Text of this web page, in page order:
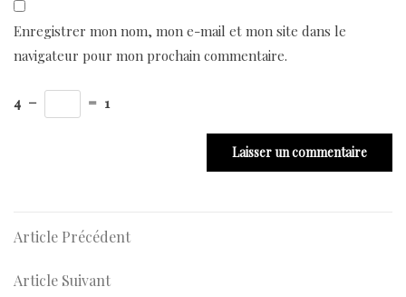
Enregistrer mon nom, mon e-mail et mon site dans le
navigateur pour mon prochain commentaire.
4 − = 1
Navigation
de
Article
Article Précédent
Article
Article Suivant